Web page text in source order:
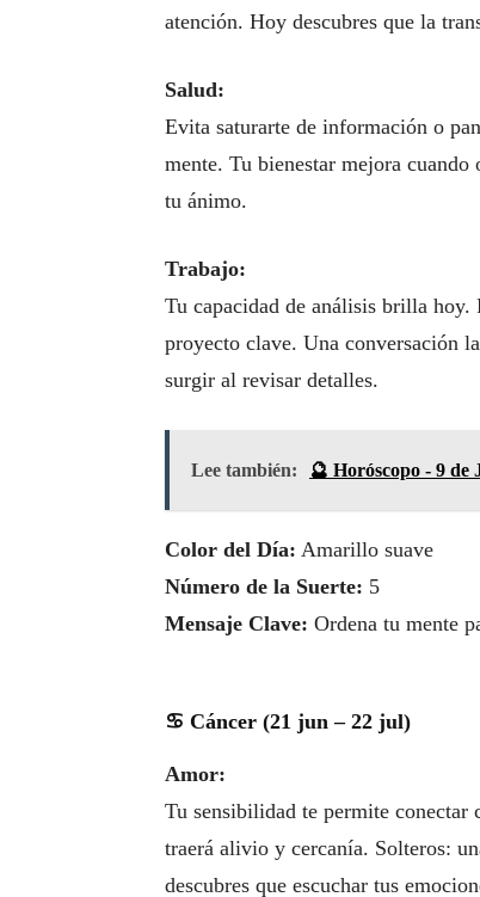
atención. Hoy descubres que la
Salud:
Evita saturarte de información o
mente. Tu bienestar mejora cuando
tu ánimo.
Trabajo:
Tu capacidad de análisis brilla hoy.
proyecto clave. Una conversación
surgir al revisar detalles.
Lee también: 🔮 Horóscopo - 9 de
Color del Día: Amarillo suave
Número de la Suerte: 5
Mensaje Clave: Ordena tu mente
♋ Cáncer (21 jun – 22 jul)
Amor:
Tu sensibilidad te permite conectar
traerá alivio y cercanía. Solteros:
descubres que escuchar tus